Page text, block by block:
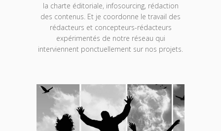
la charte éditoriale, infosourcing, rédaction
des contenus. Et je coordonne le travail des
rédacteurs et concepteurs-rédacteurs
expérimentés de notre réseau qui
interviennent ponctuellement sur nos projets.